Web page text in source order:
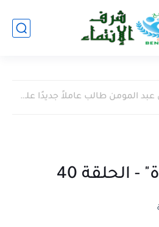
تعيين عبد المومن طالب عاملاً جديدًا على إقليم اليوسفية خلفًا...
40